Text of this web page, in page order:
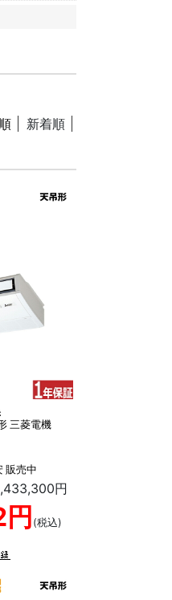
新着順
三菱電機
販売中
円
(税込)